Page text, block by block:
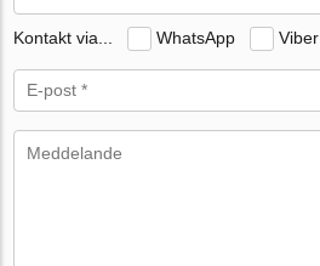
Kontakt via... WhatsApp Viber